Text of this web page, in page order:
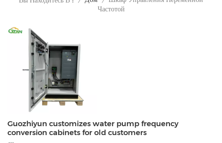
Частотой
Guozhiyun customizes water pump frequency
conversion cabinets for old customers